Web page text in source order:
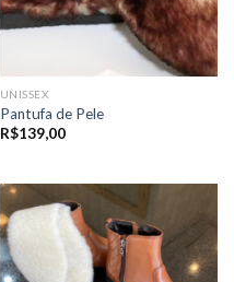
UNISSEX
Pantufa de Pele
R$139,00